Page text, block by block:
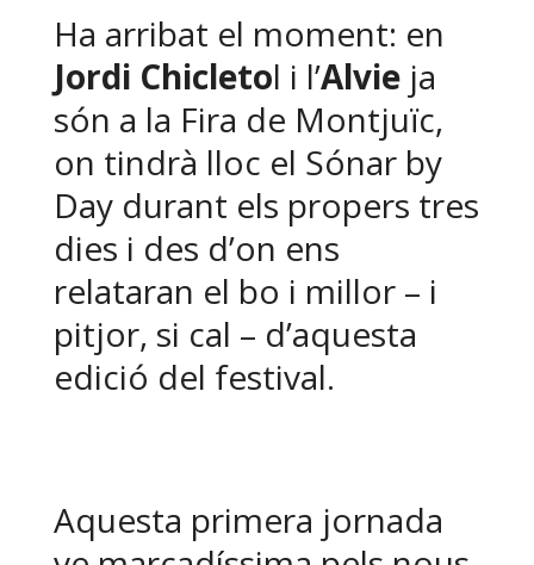
Ha arribat el moment: en
Jordi Chicletol i l’Alvie ja
són a la Fira de Montjuïc,
on tindrà lloc el Sónar by
Day durant els propers tres
dies i des d’on ens
relataran el bo i millor – i
pitjor, si cal – d’aquesta
edició del festival.
Aquesta primera jornada